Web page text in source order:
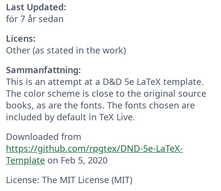
Last Updated:
för 7 år sedan
Licens:
Other (as stated in the work)
Sammanfattning:
This is an attempt at a D&D 5e LaTeX template.
The color scheme is close to the original source
books, as are the fonts. The fonts chosen are
included by default in TeX Live.
Downloaded from
https://github.com/rpgtex/DND-5e-LaTeX-
Template on Feb 5, 2020
License: The MIT License (MIT)